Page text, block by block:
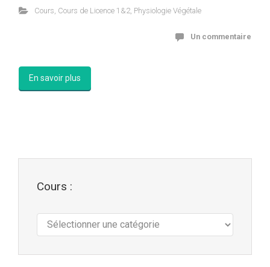
Cours Cours de Licence 1&2, Physiologie Végétale
Un commentaire
En savoir plus
Cours :